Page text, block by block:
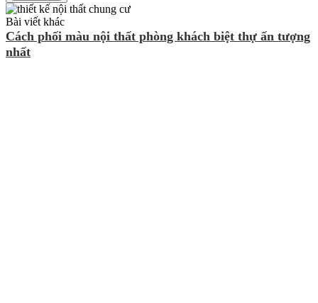
Bài viết khác
Cách phối màu nội thất phòng khách biệt thự ấn tượng
nhất